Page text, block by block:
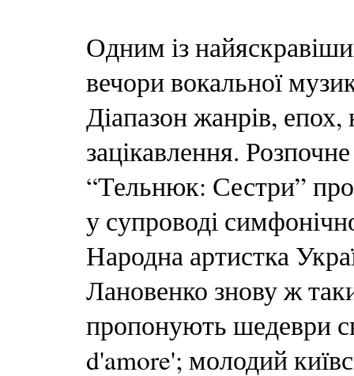
Одним із
вечори вокальної
Діапазон жанрів,
зацікавлення.
“Тельнюк: Сестри”
у супроводі
Народна артистка
Лановенко знову ж
пропонують шедеври
d'amore'; молодий